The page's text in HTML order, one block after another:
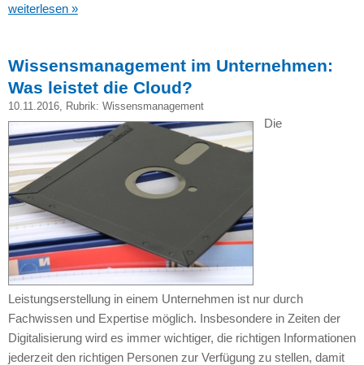
weiterlesen »
Wissensmanagement im Unternehmen:
Was leistet die Cloud?
10.11.2016, Rubrik: Wissensmanagement
Die
Leistungserstellung in einem Unternehmen ist nur durch
Fachwissen und Expertise möglich. Insbesondere in Zeiten der
Digitalisierung wird es immer wichtiger, die richtigen Informationen
jederzeit den richtigen Personen zur Verfügung zu stellen, damit